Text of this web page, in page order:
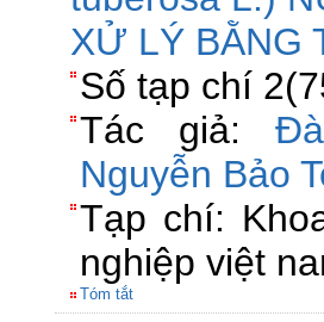
XỬ LÝ BẰNG
Số tạp chí
Tác giả:
Nguyễn Bảo
Tạp chí:
nghiệp việt
Tóm tắt